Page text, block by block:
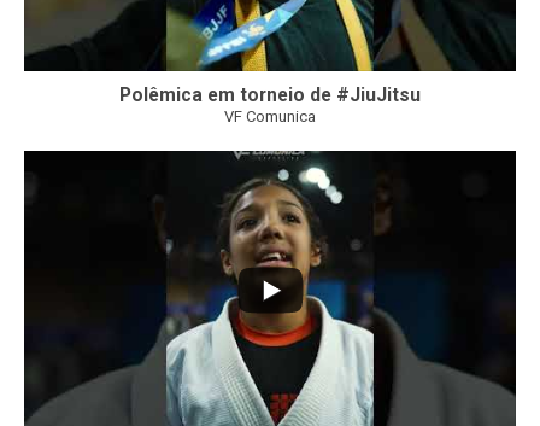
Polêmica em torneio de #JiuJitsu
VF Comunica